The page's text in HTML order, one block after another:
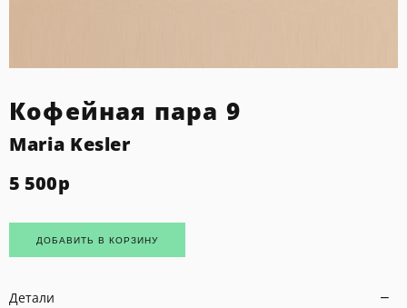
Кофейная пара 9
Maria Kesler
5 500р
ДОБАВИТЬ В КОРЗИНУ
Детали